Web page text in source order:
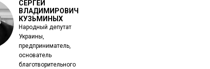
СЕРГЕЙ
ВЛАДИМИРОВИЧ
КУЗЬМИНЫХ
Народный депутат
Украины,
предприниматель,
основатель
благотворительного